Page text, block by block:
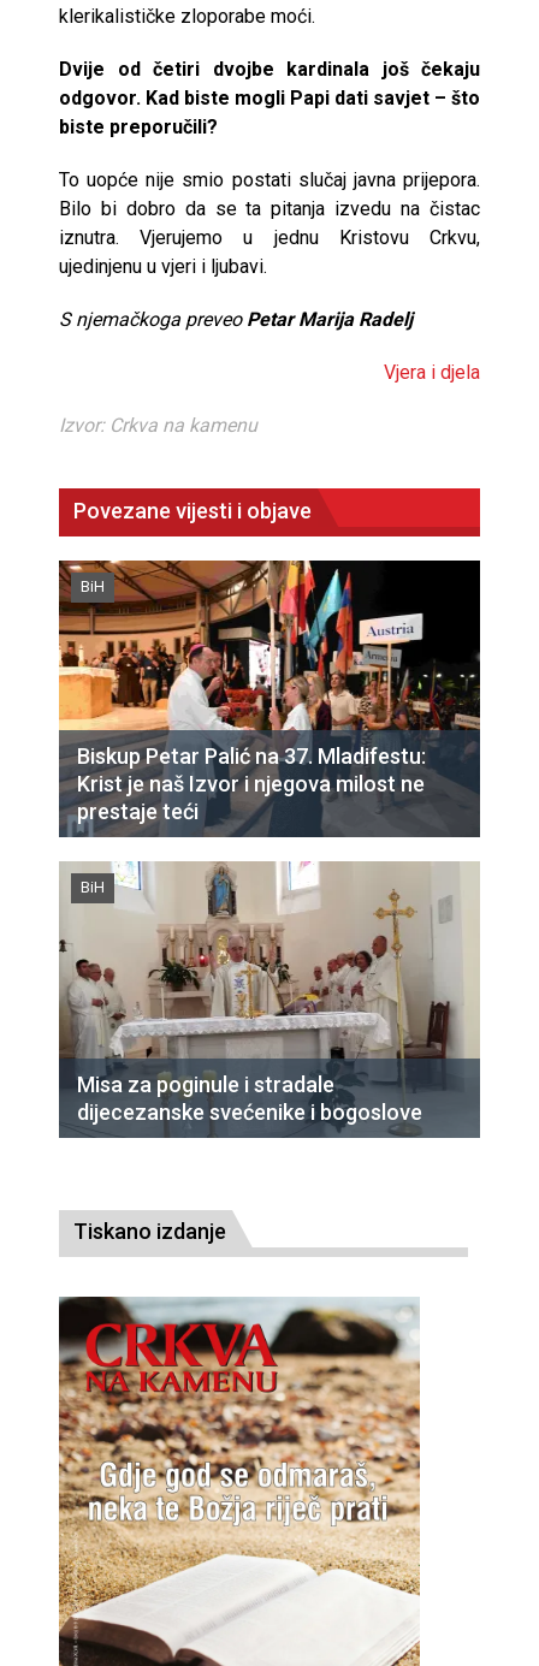
klerikalističke zloporabe moći.
Dvije od četiri dvojbe kardinala još čekaju
odgovor. Kad biste mogli Papi dati savjet – što
biste preporučili?
To uopće nije smio postati slučaj javna prijepora.
Bilo bi dobro da se ta pitanja izvedu na čistac
iznutra. Vjerujemo u jednu Kristovu Crkvu,
ujedinjenu u vjeri i ljubavi.
S njemačkoga preveoPetar Marija Radelj
Vjera i djela
Izvor: Crkva na kamenu
Povezane vijesti i objave
BiH
Biskup Petar Palić na 37. Mladifestu:
Krist je naš Izvor i njegova milost ne
prestaje teći
BiH
Misa za poginule i stradale
dijecezanske svećenike i bogoslove
Tiskano izdanje